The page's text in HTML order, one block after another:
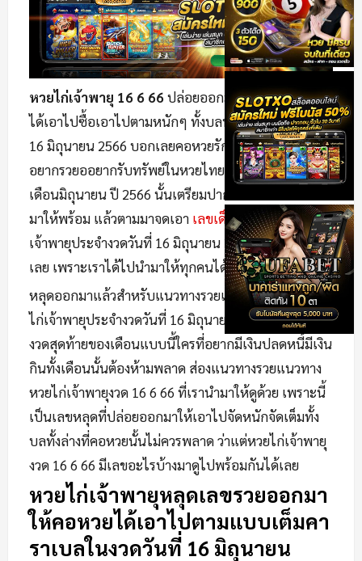
หวยไก่เจ้าพายุ 16 6 66ปล่อยออกมาให้สายรูดสายโต๊ด
ได้เอาไปซื้อเอาไปตามหนักๆ ทั้งบลทั้งล่างในงวดวันที่
16 มิถุนายน 2566 บอกเลยคอหวยรักเสี่ยงดวงคนไหนที่
อยากรวยออยากรับทรัพย์ในหวยไทยงวดสุดดท้ายของ
เดือนมิถุนายน ปี 2566 นั้นเตรียมปากกากับกระดาษขึ้น
มาให้พร้อม แล้วตามมาจดเอา เลขเด็ดแนวทางหวยไก่
เจ้าพายุประจำงวดวันที่ 16 มิถุนายน 2566 พร้อมกันได้
เลย เพราะเราได้ไปนำมาให้ทุกคนได้ดูก่อนใครแล้วที่นี่
หลุดออกมาแล้วสำหรับแนวทางรวยแนวทางถูกหวยหวย
ไก่เจ้าพายุประจำงวดวันที่ 16 มิถุนายน 2566 บอกเลย
งวดสุดท้ายของเดือนแบบนี้ใครที่อยากมีเงินปลดหนี้มีเงิน
กินทั้งเดือนนั้นต้องห้ามพลาด ส่องแนวทางรวยแนวทาง
หวยไก่เจ้าพายุงวด 16 6 66 ที่เรานำมาให้ดูด้วย เพราะนี้
เป็นเลขหลุดที่ปล่อยออกมาให้เอาไปจัดหนักจัดเต็มทั้ง
บลทั้งล่างที่คอหวยนั้นไม่ควรพลาด ว่าแต่หวยไก่เจ้าพายุ
งวด 16 6 66 มีเลขอะไรบ้างมาดูไปพร้อมกันได้เลย
หวยไก่เจ้าพายุหลุดเลขรวยออกมา
ให้คอหวยได้เอาไปตามแบบเต็มคา
ราเบลในงวดวันที่ 16 มิถุนายน